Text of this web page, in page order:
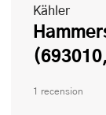
Kähler
Hammershøi kvarntopp
1 recension